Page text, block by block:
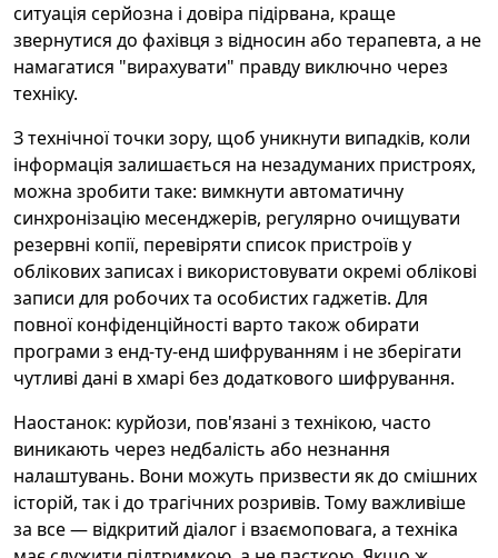
ситуація серйозна і довіра підірвана, краще
звернутися до фахівця з відносин або терапевта, а не
намагатися "вирахувати" правду виключно через
техніку.
З технічної точки зору, щоб уникнути випадків, коли
інформація залишається на незадуманих пристроях,
можна зробити таке: вимкнути автоматичну
синхронізацію месенджерів, регулярно очищувати
резервні копії, перевіряти список пристроїв у
облікових записах і використовувати окремі облікові
записи для робочих та особистих гаджетів. Для
повної конфіденційності варто також обирати
програми з енд-ту-енд шифруванням і не зберігати
чутливі дані в хмарі без додаткового шифрування.
Наостанок: курйози, пов'язані з технікою, часто
виникають через недбалість або незнання
налаштувань. Вони можуть призвести як до смішних
історій, так і до трагічних розривів. Тому важливіше
за все — відкритий діалог і взаємоповага, а техніка